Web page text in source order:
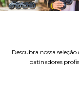
Descubra nossa
patinadores